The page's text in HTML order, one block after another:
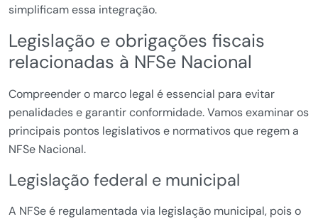
simplificam essa integração.
Legislação e obrigações fiscais
relacionadas à NFSe Nacional
Compreender o marco legal é essencial para evitar
penalidades e garantir conformidade. Vamos examinar os
principais pontos legislativos e normativos que regem a
NFSe Nacional.
Legislação federal e municipal
A NFSe é regulamentada via legislação municipal, pois o